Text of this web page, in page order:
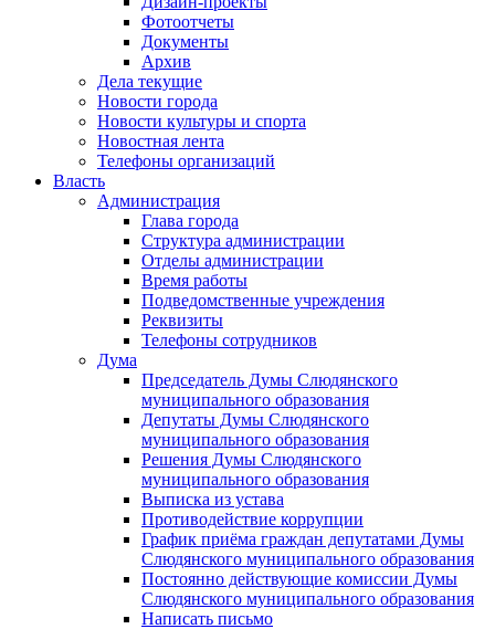
Фотоотчеты
Документы
Архив
Дела текущие
Новости города
Новости культуры и спорта
Новостная лента
Телефоны организаций
Власть
Администрация
Глава города
Структура администрации
Отделы администрации
Время работы
Подведомственные учреждения
Реквизиты
Телефоны сотрудников
Дума
Председатель Думы Слюдянского
муниципального образования
Депутаты Думы Слюдянского
муниципального образования
Решения Думы Слюдянского
муниципального образования
Выписка из устава
Противодействие коррупции
График приёма граждан депутатами Думы
Слюдянского муниципального образования
Постоянно действующие комиссии Думы
Слюдянского муниципального образования
Написать письмо